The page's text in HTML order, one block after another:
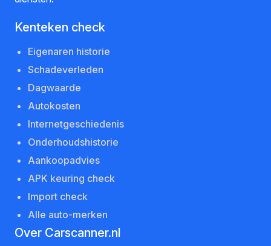
Kenteken check
Eigenaren historie
Schadeverleden
Dagwaarde
Autokosten
Internetgeschiedenis
Onderhoudshistorie
Aankoopadvies
APK keuring check
Import check
Alle auto-merken
Over Carscanner.nl